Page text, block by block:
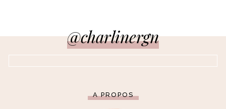
@charlinergn
A PROPOS